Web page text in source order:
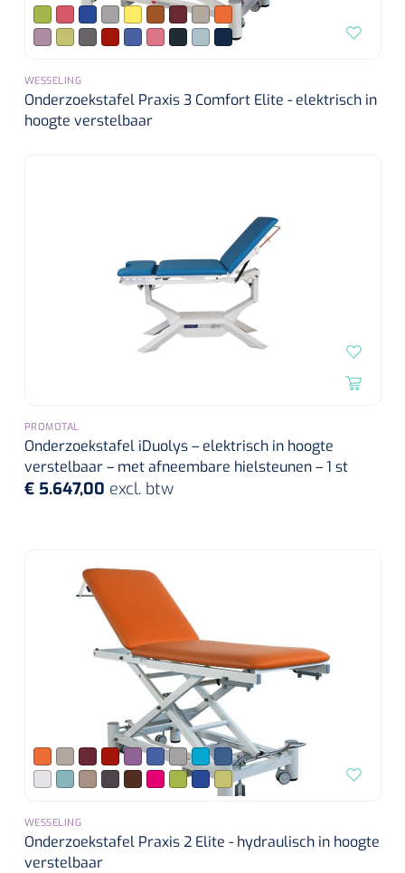
WESSELING
Onderzoekstafel Praxis 3 Comfort Elite - elektrisch in
hoogte verstelbaar
PROMOTAL
Onderzoekstafel iDuolys – elektrisch in hoogte
verstelbaar – met afneembare hielsteunen – 1 st
€ 5.647,00 excl. btw
WESSELING
Onderzoekstafel Praxis 2 Elite - hydraulisch in hoogte
verstelbaar